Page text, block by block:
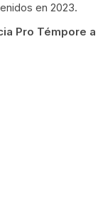
en 2023.
Pro Témpore